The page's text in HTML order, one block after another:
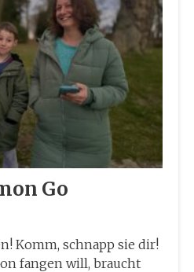
Go
Komm, schnapp sie dir!
fangen will, braucht